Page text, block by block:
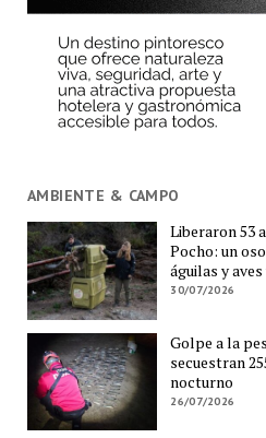
AMBIENTE & CAMPO
Liberaron 53
Pocho: un
águilas y
30/07/2026
Golpe a la
secuestran
nocturno
26/07/2026